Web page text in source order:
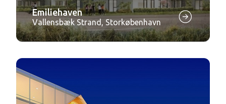
Emiliehaven
Vallensbæk Strand, Storkøbenhavn